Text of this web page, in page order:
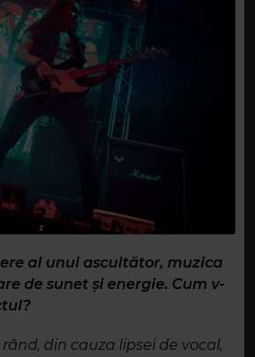
al unui ascultător, muzica
de sunet și energie. Cum v-
din cauza lipsei de vocal,